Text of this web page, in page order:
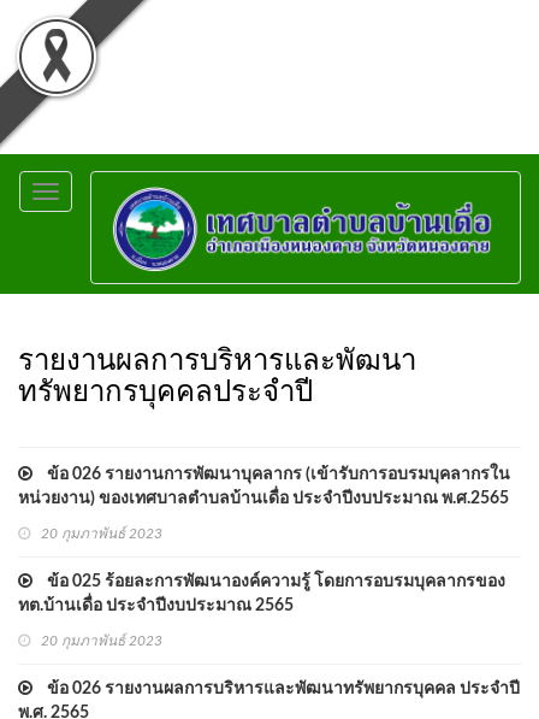
Toggle
navigation
รายงานผลการบริหารและพัฒนา
ทรัพยากรบุคคลประจำปี
ข้อ 026 รายงานการพัฒนาบุคลากร (เข้ารับการอบรมบุคลากรใน
หน่วยงาน) ของเทศบาลตำบลบ้านเดื่อ ประจำปีงบประมาณ พ.ศ.2565
20 กุมภาพันธ์ 2023
ข้อ 025 ร้อยละการพัฒนาองค์ความรู้ โดยการอบรมบุคลากรของ
ทต.บ้านเดื่อ ประจำปีงบประมาณ 2565
20 กุมภาพันธ์ 2023
ข้อ 026 รายงานผลการบริหารและพัฒนาทรัพยากรบุคคล ประจำปี
พ.ศ. 2565